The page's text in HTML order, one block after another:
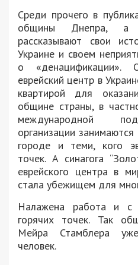
Среди прочего в
общины Днепра, а
рассказывают свои
Украине и своем
о
еврейский центр в
квартирой для
общине страны, в
международной
организации
городе и теми, кого
точек. А синагога
еврейского центра в
стала убежищем для
Налажена работа и с
горячих точек. Так
Мейра Стамблера
человек.